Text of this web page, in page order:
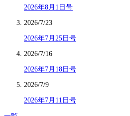
2026年8月1日号
2026/7/23
2026年7月25日号
2026/7/16
2026年7月18日号
2026/7/9
2026年7月11日号